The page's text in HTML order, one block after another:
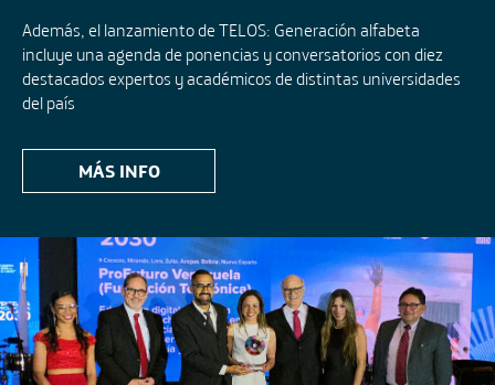
Además, el lanzamiento de TELOS: Generación alfabeta
incluye una agenda de ponencias y conversatorios con diez
destacados expertos y académicos de distintas universidades
del país
MÁS INFO